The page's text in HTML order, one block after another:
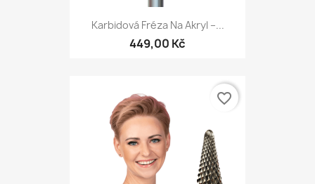
Karbidová Fréza Na Akryl –...
449,00 Kč
favorite_border